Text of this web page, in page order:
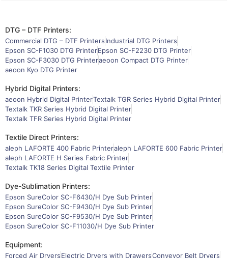
DTG – DTF Printers:
Commercial DTG – DTF PrintersIndustrial DTG Printers
Epson SC-F1030 DTG PrinterEpson SC-F2230 DTG Printer
Epson SC-F3030 DTG Printeraeoon Compact DTG Printer
aeoon Kyo DTG Printer
Hybrid Digital Printers:
aeoon Hybrid Digital PrinterTextalk TGR Series Hybrid Digital Printer
Textalk TKR Series Hybrid Digital Printer
Textalk TFR Series Hybrid Digital Printer
Textile Direct Printers:
aleph LAFORTE 400 Fabric Printeraleph LAFORTE 600 Fabric Printer
aleph LAFORTE H Series Fabric Printer
Textalk TK18 Series Digital Textile Printer
Dye-Sublimation Printers:
Epson SureColor SC-F6430/H Dye Sub Printer
Epson SureColor SC-F9430/H Dye Sub Printer
Epson SureColor SC-F9530/H Dye Sub Printer
Epson SureColor SC-F11030/H Dye Sub Printer
Equipment:
Forced Air DryersElectric Dryers with DrawersConveyor Belt Dryers